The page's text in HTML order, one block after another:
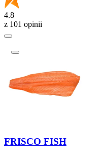
4.8
z 101 opinii
FRISCO FISH